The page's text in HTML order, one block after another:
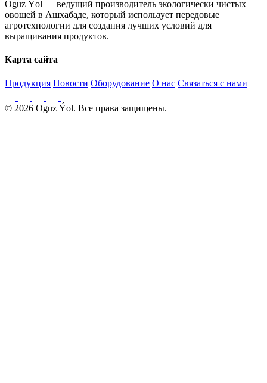
Oguz Ýol — ведущий производитель экологически чистых
овощей в Ашхабаде, который использует передовые
агротехнологии для создания лучших условий для
выращивания продуктов.
Карта сайта
Продукция Новости Оборудование О нас Связаться с нами
© 2026 Oguz Ýol. Все права защищены.